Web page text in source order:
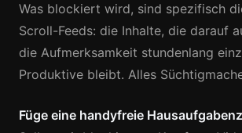
Was blockiert wird, sind spezifisch
Scroll-Feeds: die Inhalte, die darauf
die Aufmerksamkeit stundenlang
Produktive bleibt. Alles
Füge eine handyfreie